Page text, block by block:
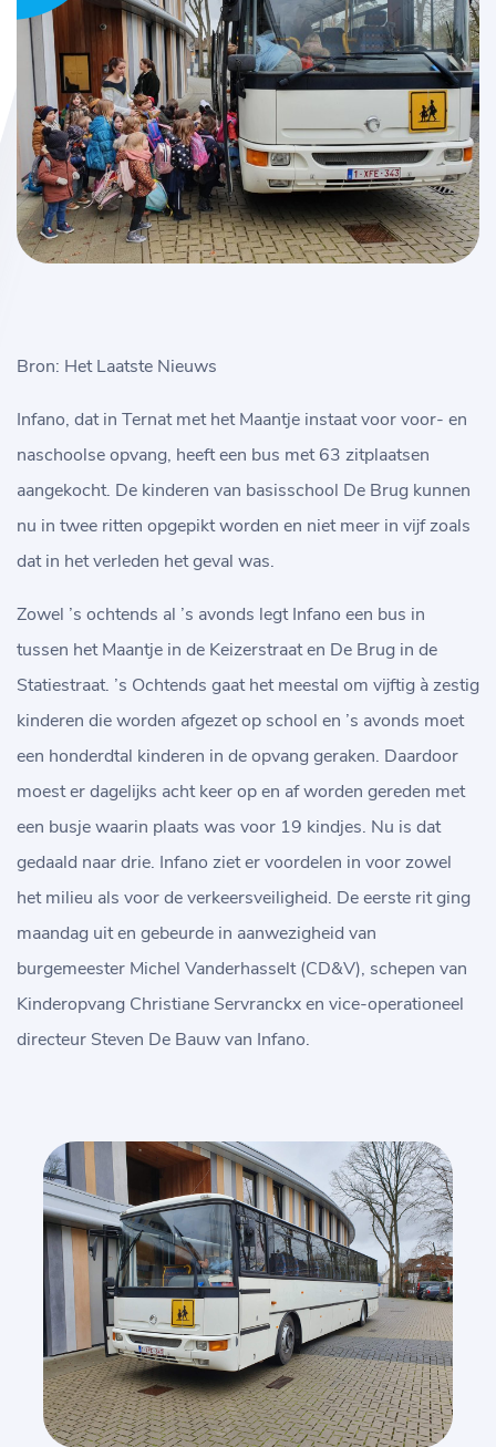
Bron: Het Laatste Nieuws
Infano, dat in Ternat met het Maantje instaat voor voor- en
naschoolse opvang, heeft een bus met 63 zitplaatsen
aangekocht. De kinderen van basisschool De Brug kunnen
nu in twee ritten opgepikt worden en niet meer in vijf zoals
dat in het verleden het geval was.
Zowel ’s ochtends al ’s avonds legt Infano een bus in
tussen het Maantje in de Keizerstraat en De Brug in de
Statiestraat. ’s Ochtends gaat het meestal om vijftig à zestig
kinderen die worden afgezet op school en ’s avonds moet
een honderdtal kinderen in de opvang geraken. Daardoor
moest er dagelijks acht keer op en af worden gereden met
een busje waarin plaats was voor 19 kindjes. Nu is dat
gedaald naar drie. Infano ziet er voordelen in voor zowel
het milieu als voor de verkeersveiligheid. De eerste rit ging
maandag uit en gebeurde in aanwezigheid van
burgemeester Michel Vanderhasselt (CD&V), schepen van
Kinderopvang Christiane Servranckx en vice-operationeel
directeur Steven De Bauw van Infano.